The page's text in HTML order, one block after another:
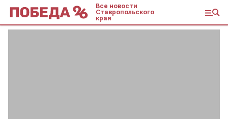
Все новости
Ставропольского
края